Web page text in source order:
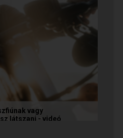
vagy
látszani - videó